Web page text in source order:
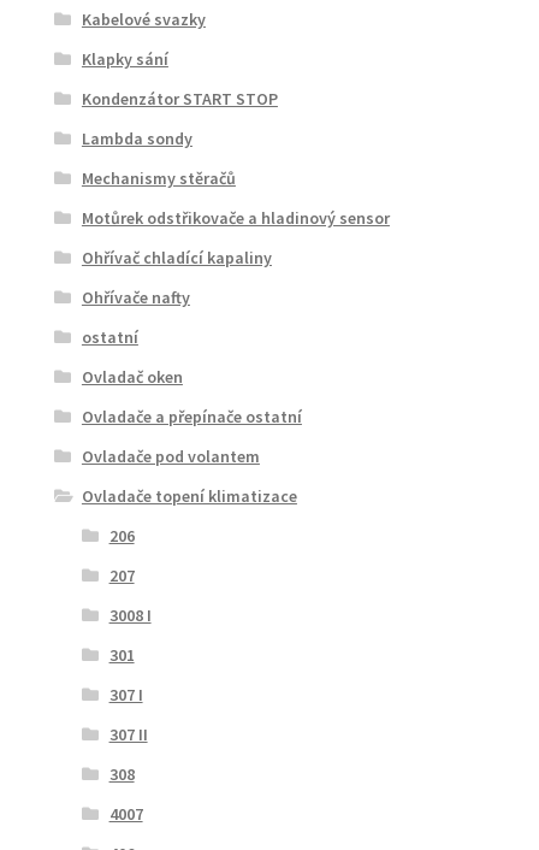
Kabelové svazky
Klapky sání
Kondenzátor START STOP
Lambda sondy
Mechanismy stěračů
Motůrek odstřikovače a hladinový sensor
Ohřívač chladící kapaliny
Ohřívače nafty
ostatní
Ovladač oken
Ovladače a přepínače ostatní
Ovladače pod volantem
Ovladače topení klimatizace
206
207
3008 I
301
307 I
307 II
308
4007